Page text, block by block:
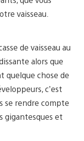
vaisseau.
de vaisseau au
alors que
quelque chose de
c’est
se rendre compte
gigantesques et